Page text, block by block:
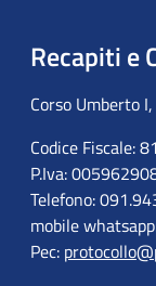
Recapiti e
Corso Umberto
Codice Fiscale:
P.Iva:
Telefono:
mobile
Pec: